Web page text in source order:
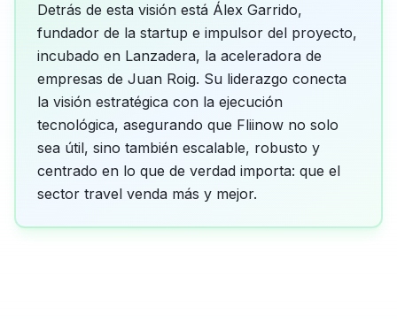
Detrás de esta visión está Álex Garrido,
fundador de la startup e impulsor del proyecto,
incubado en Lanzadera, la aceleradora de
empresas de Juan Roig. Su liderazgo conecta
la visión estratégica con la ejecución
tecnológica, asegurando que Fliinow no solo
sea útil, sino también escalable, robusto y
centrado en lo que de verdad importa: que el
sector travel venda más y mejor.